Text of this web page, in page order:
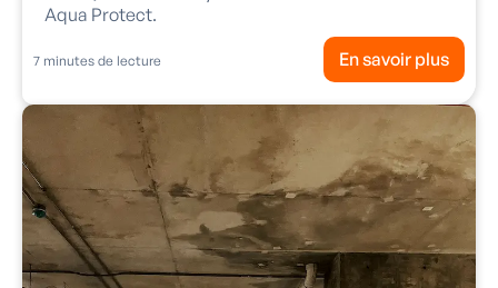
Aqua Protect.
7 minutes de lecture En savoir plus